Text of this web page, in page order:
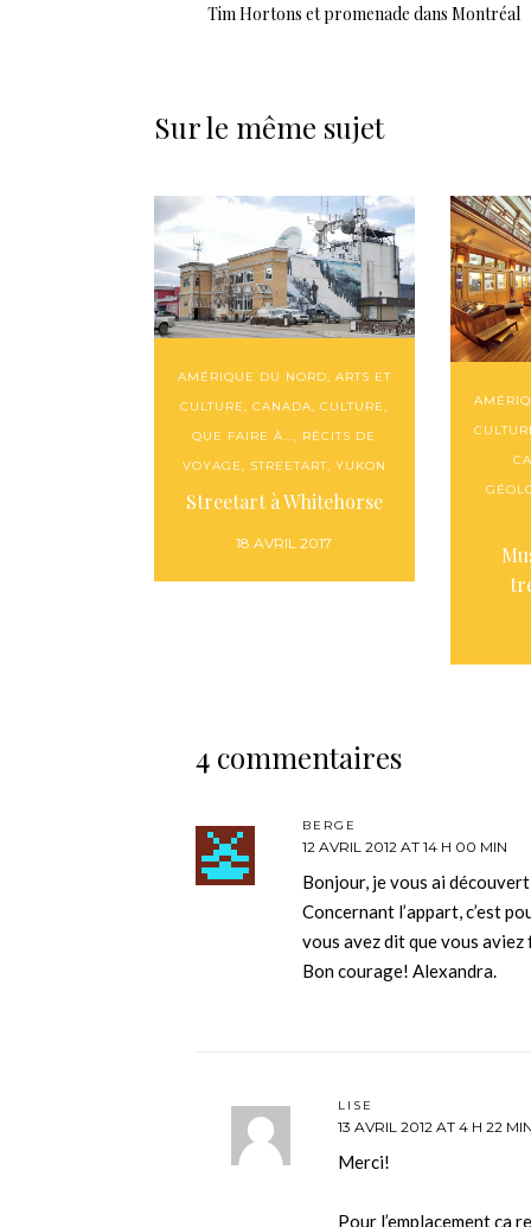
Tim Hortons et promenade dans Montréal
Sur le même sujet
AMÉRIQUE DU NORD, ARTS ET
CULTURE,CANADA,CULTURE,
QUE FAIRE À..., RÉCITS DE
VOYAGE, STREETART, YUKON
Streetart à Whitehorse
18 AVRIL 2017
4 commentaires
BERGE
12 AVRIL 2012 AT 14 H 00 MIN
Bonjour, je vous ai
Concernant l’appart, c’est
vous avez dit que vous
Bon courage! Alexandra.
LISE
13 AVRIL 2012 AT 4 H 22
Merci!
Pour l’emplacement ça